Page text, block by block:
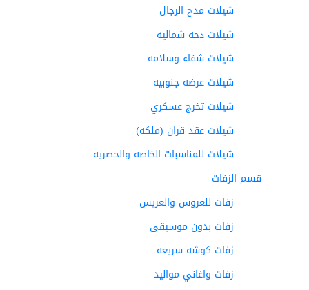
شيلات مدح الرجال
شيلات دحه شماليه
شيلات شفاء وسلامه
شيلات عرضه جنوبيه
شيلات تخرج عسكري
شيلات عقد قران (ملكه)
شيلات للمناسبات الخاصه والحصريه
قسم الزفات
زفات للعروس والعريس
زفات بدون موسيقى
زفات كوشه سريعه
زفات واغاني مواليد